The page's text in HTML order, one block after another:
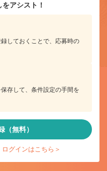
アシスト！
しておくことで、応募時の
存して、条件設定の手間を
（無料）
グインはこちら＞